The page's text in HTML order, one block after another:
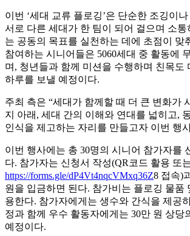
이번 ‘세대 교류 플로깅’은 단순한 조깅이
서로 다른 세대가 한 팀이 되어 걸으며 소
는 공동의 목표를 실천하는 데에 초점이 맞
참여하는 시니어들은 5060세대 중 활동에
며, 청년들과 함께 미션을 수행하며 친목도
하루를 보낼 예정이다.
주최 측은 “세대가 함께할 때 더 큰 변화가
지 아래, 세대 간의 이해와 연대를 넓히고,
인식을 제고하는 자리를 만들고자 이번 행
이번 행사에는 총 30명의 시니어 참가자를
다. 참가자는 신청서 작성(QR코드 활용 또
https://forms.gle/dP4Vt4nqcVMxq36Z8 접속)
원을 입금하면 된다. 참가비는 플로깅 물품
용한다. 참가자에게는 생수와 간식을 제공
정과 함께 우수 활동자에게는 30만 원 상당
예정이다.